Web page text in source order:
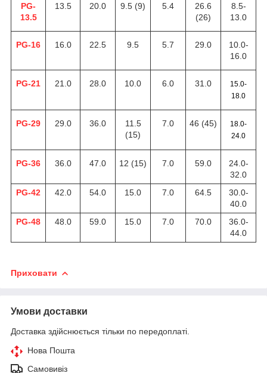
PG-
13.5
13.5 20.0 9.5 (9) 5.4
26.6
(26)
8.5-
13.0
PG-16 16.0 22.5 9.5 5.7 29.0
10.0-
16.0
PG-21 21.0 28.0 10.0 6.0 31.0
15.0-
18.0
PG-29 29.0 36.0
11.5
(15)
7.0 46 (45)
18.0-
24.0
PG-36 36.0 47.0 12 (15) 7.0 59.0
24.0-
32.0
PG-42
42.0 54.0 15.0 7.0 64.5
30.0-
40.0
PG-48
48.0 59.0 15.0 7.0 70.0
36.0-
44.0
Приховати
Умови доставки
Доставка здійснюється тільки по передоплаті.
Нова Пошта
Самовивіз